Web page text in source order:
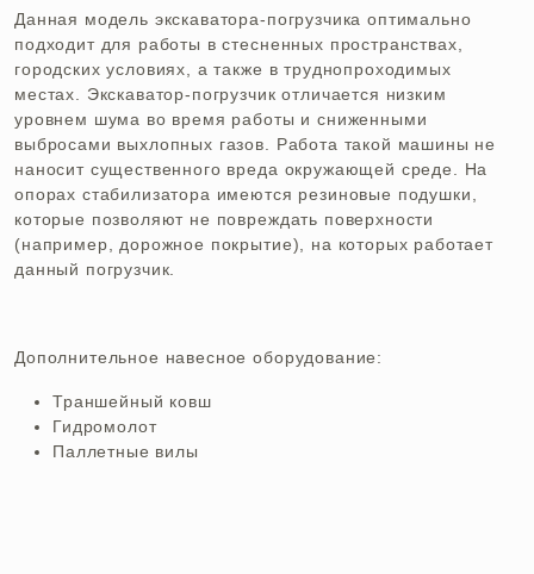
Данная модель экскаватора-погрузчика оптимально
подходит для работы в стесненных пространствах,
городских условиях, а также в труднопроходимых
местах. Экскаватор-погрузчик отличается низким
уровнем шума во время работы и сниженными
выбросами выхлопных газов. Работа такой машины не
наносит существенного вреда окружающей среде. На
опорах стабилизатора имеются резиновые подушки,
которые позволяют не повреждать поверхности
(например, дорожное покрытие), на которых работает
данный погрузчик.
Дополнительное навесное оборудование:
Траншейный ковш
Гидромолот
Паллетные вилы